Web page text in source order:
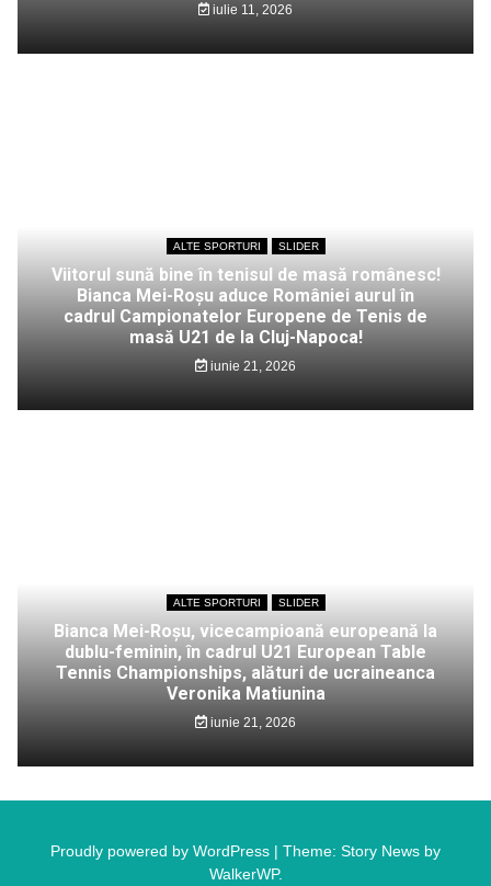
iulie 11, 2026
ALTE SPORTURI SLIDER
Viitorul sună bine în tenisul de masă românesc!
Bianca Mei-Roșu aduce României aurul în
cadrul Campionatelor Europene de Tenis de
masă U21 de la Cluj-Napoca!
iunie 21, 2026
ALTE SPORTURI SLIDER
Bianca Mei-Roșu, vicecampioană europeană la
dublu-feminin, în cadrul U21 European Table
Tennis Championships, alături de ucraineanca
Veronika Matiunina
iunie 21, 2026
Proudly powered by WordPress | Theme: Story News by
WalkerWP.